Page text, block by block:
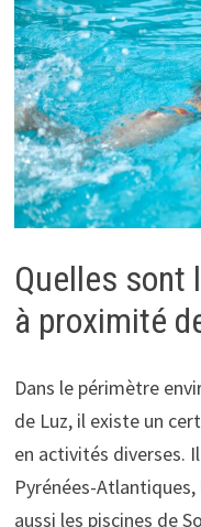
Quelles sont
à proximité
Dans le périmètre
de Luz, il existe un
en activités diverses.
Pyrénées-
aussi les piscines de